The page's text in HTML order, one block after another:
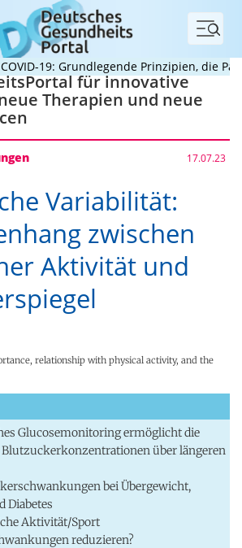
Menü
19: Grundlegende Prinzipien, die
für innovative
Therapien und neue
17.07.23
Variabilität:
zwischen
Aktivität und
relationship with physical activity, and the
Glucosemonitoring ermöglicht die
über längeren
bei Übergewicht,
Diabetes
Aktivität/Sport
reduzieren?